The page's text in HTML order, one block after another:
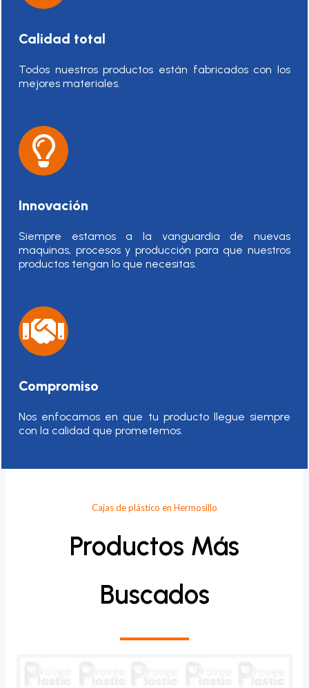
Calidad total
Todos nuestros productos están fabricados con los
mejores materiales.
Innovación
Siempre estamos a la vanguardia de nuevas
maquinas, procesos y producción para que nuestros
productos tengan lo que necesitas.
Compromiso
Nos enfocamos en que tu producto llegue siempre
con la calidad que prometemos.
Cajas de plástico en Hermosillo
Productos Más
Buscados